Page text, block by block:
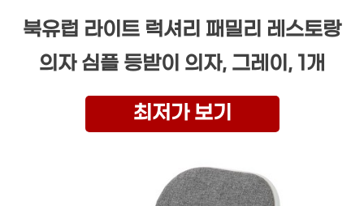
북유럽 라이트 럭셔리 패밀리 레스토랑
의자 심플 등받이 의자, 그레이, 1개
최저가 보기